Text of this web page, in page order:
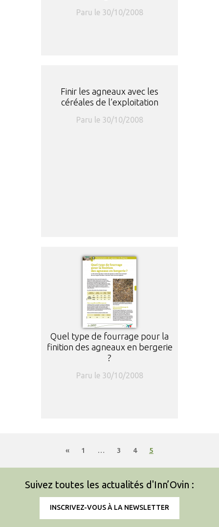
Paru le 30/10/2008
Finir les agneaux avec les
céréales de l’exploitation
Paru le 30/10/2008
Quel type de fourrage pour la
finition des agneaux en bergerie
?
Paru le 30/10/2008
« 1 … 3 4 5
Suivez toutes les actualités d'Inn’Ovin :
INSCRIVEZ-VOUS À LA NEWSLETTER